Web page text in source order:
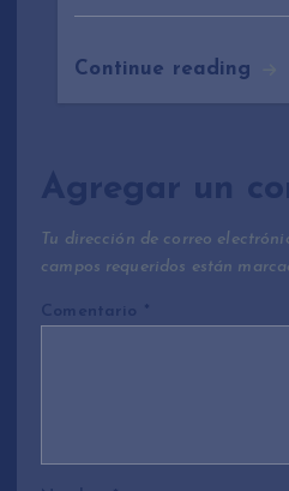
Continue reading
Agregar un
Tu dirección de correo
campos requeridos están
Comentario *